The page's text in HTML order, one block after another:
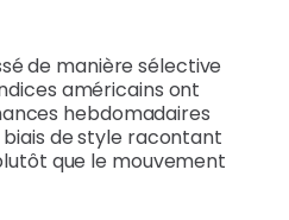
de manière sélective
américains ont
hebdomadaires
biais de style racontant
que le mouvement